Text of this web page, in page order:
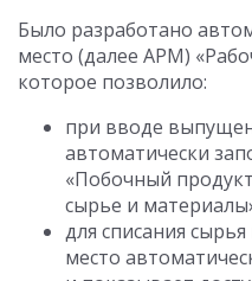
Было разработано
место (далее АРМ)
которое позволило:
при вводе
автоматически
«Побочный
сырье и
для списания
место